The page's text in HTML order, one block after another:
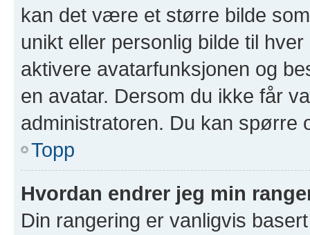
kan det være et større bilde
unikt eller personlig bilde til
aktivere avatarfunksjonen og
en avatar. Dersom du ikke får
administratoren. Du kan spørre
Topp
Hvordan endrer jeg min
Din rangering er vanligvis